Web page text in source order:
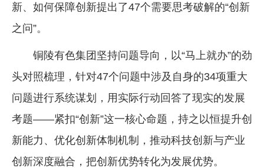
新、如何保障创新提出了47个需要思考破解的“创新
之问”。
铜陵有色集团坚持问题导向，以“马上就办”的劲
头对照梳理，针对47个问题中涉及自身的34项重大
问题进行系统谋划，用实际行动回答了现实的发展
考题——紧扣“创新”这一核心命题，持之以恒提升创
新能力、优化创新体制机制，推动科技创新与产业
创新深度融合，把创新优势转化为发展优势。